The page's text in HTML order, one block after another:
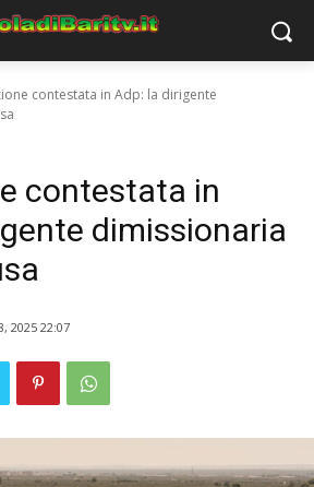
contestata in Adp: la dirigente
contestata in
dimissionaria
2025 22:07